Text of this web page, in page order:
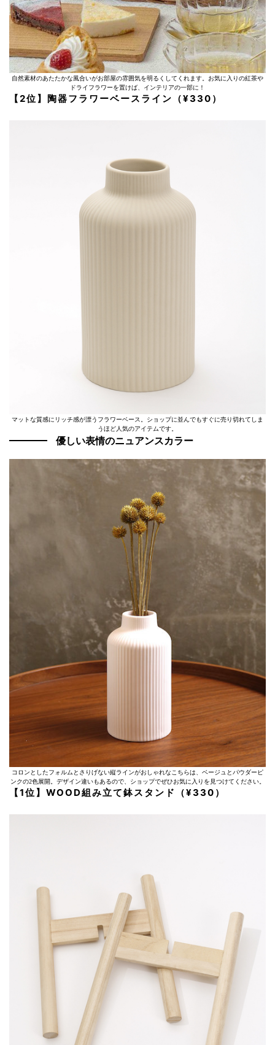
自然素材のあたたかな風合いがお部屋の雰囲気を明るくしてくれます。お気に入りの紅茶や
ドライフラワーを置けば、インテリアの一部に！
【2位】陶器フラワーベースライン（¥330）
マットな質感にリッチ感が漂うフラワーベース。ショップに並んでもすぐに売り切れてしま
うほど人気のアイテムです。
優しい表情のニュアンスカラー
コロンとしたフォルムとさりげない縦ラインがおしゃれなこちらは、ベージュとパウダーピ
ンクの2色展開。デザイン違いもあるので、ショップでぜひお気に入りを見つけてください。
【1位】WOOD組み立て鉢スタンド（¥330）